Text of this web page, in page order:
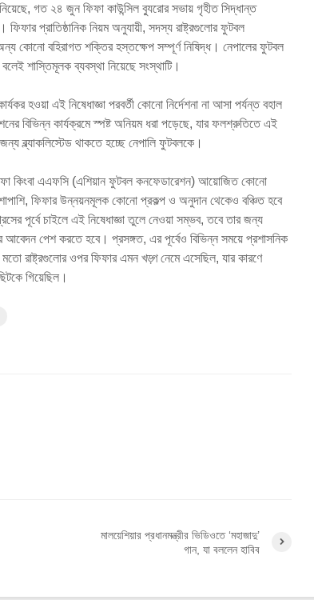
গত ২৪ জুন ফিফা কাউন্সিল ব্যুরোর সভায় গৃহীত সিদ্ধান্ত
প্রাতিষ্ঠানিক নিয়ম অনুযায়ী, সদস্য রাষ্ট্রগুলোর ফুটবল
কোনো বহিরাগত শক্তির হস্তক্ষেপ সম্পূর্ণ নিষিদ্ধ। নেপালের ফুটবল
শাস্তিমূলক ব্যবস্থা নিয়েছে সংস্থাটি।
হওয়া এই নিষেধাজ্ঞা পরবর্তী কোনো নির্দেশনা না আসা পর্যন্ত বহাল
বিভিন্ন কার্যক্রমে স্পষ্ট অনিয়ম ধরা পড়েছে, যার ফলশ্রুতিতে এই
ব্ল্যাকলিস্টেড থাকতে হচ্ছে নেপালি ফুটবলকে।
কিংবা এএফসি (এশিয়ান ফুটবল কনফেডারেশন) আয়োজিত কোনো
ফিফার উন্নয়নমূলক কোনো প্রকল্প ও অনুদান থেকেও বঞ্চিত হবে
পূর্বে চাইলে এই নিষেধাজ্ঞা তুলে নেওয়া সম্ভব, তবে তার জন্য
আবেদন পেশ করতে হবে। প্রসঙ্গত, এর পূর্বেও বিভিন্ন সময়ে প্রশাসনিক
রাষ্ট্রগুলোর ওপর ফিফার এমন খড়্গ নেমে এসেছিল, যার কারণে
গিয়েছিল।
মালয়েশিয়ার প্রধানমন্ত্রীর ভিডিওতে ‘মহাজাদু’
গান, যা বললেন হাবিব